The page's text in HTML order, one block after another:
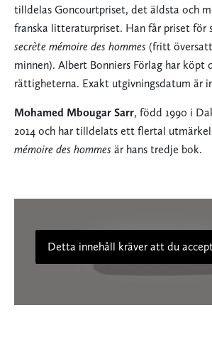
tilldelas Goncourtpriset, det äldsta och
franska litteraturpriset. Han får priset för
secrète mémoire des hommes (fritt
minnen). Albert Bonniers Förlag har köpt
rättigheterna. Exakt utgivningsdatum är
Mohamed Mbougar Sarr, född 1990 i
2014 och har tilldelats ett flertal
mémoire des hommes är hans tredje bok.
Detta innehåll kräver att du